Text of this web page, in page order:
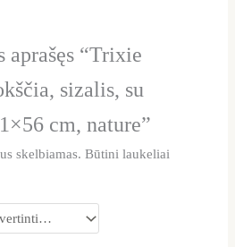
aprašęs “Trixie
sizalis, su
cm, nature”
skelbiamas. Būtini laukeliai